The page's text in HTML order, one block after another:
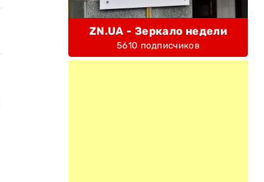
ZN.UA - Зеркало недели
5610 подписчиков